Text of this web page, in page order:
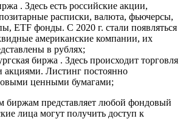
. Здесь есть российские акции,
расписки, валюта, фьючерсы,
ETF фонды. С 2020 г. стали появляться
американские компании, их
в рублях;
биржа . Здесь происходит торговля
акциями. Листинг постоянно
ценными бумагами;
биржам представляет любой фондовый
лица могут получить доступ к